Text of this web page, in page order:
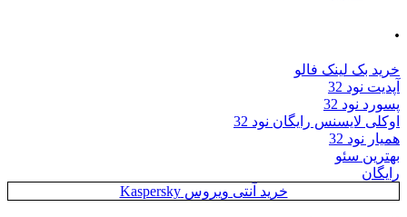
.
خرید بک لینک فالو
آپدیت نود 32
پسورد نود 32
اوکلی لایسنس رایگان نود 32
همیار نود 32
بهترین سئو
رایگان
خرید آنتی ویروس Kaspersky